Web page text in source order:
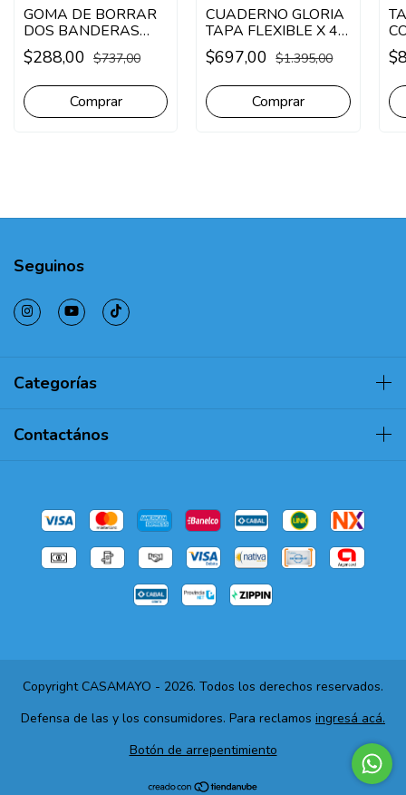
GOMA DE BORRAR
DOS BANDERAS
214 TINTA / LAPIZ
AZUL X UNIDAD
$288,00 $737,00
CUADERNO GLORIA
TAPA FLEXIBLE X 48
HOJAS
$697,00 $1.395,00
Comprar
Seguinos
Categorías
Contactános
Copyright CASAMAYO - 2026. Todos los derechos reservados.
Defensa de las y los consumidores. Para reclamos ingresá acá.
Botón de arrepentimiento